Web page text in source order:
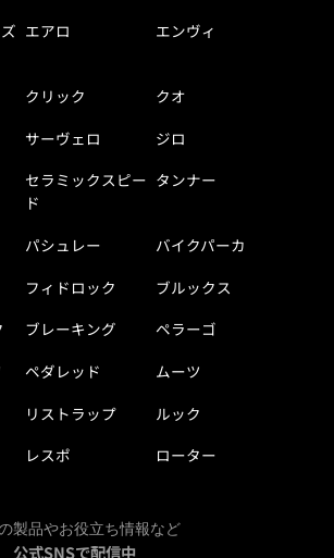
エアロ エンヴィ
クリック
クオ
サーヴェロ
ジロ
セラミックスピー
ド
タンナー
パシュレー
バイクパーカ
フィドロック
ブルックス
ブレーキング
ペラーゴ
ペダレッド
ムーツ
リストラップ
ルック
レスポ ローター
製品やお役立ち情報など
公式SNSで配信中